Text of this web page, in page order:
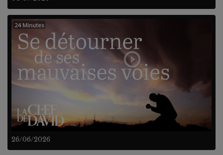
26/06/2026
24 Minutes